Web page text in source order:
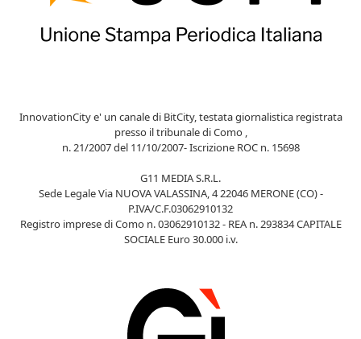
InnovationCity e' un canale di BitCity, testata giornalistica registrata
presso il tribunale di Como ,
n. 21/2007 del 11/10/2007- Iscrizione ROC n. 15698
G11 MEDIA S.R.L.
Sede Legale Via NUOVA VALASSINA, 4 22046 MERONE (CO) -
P.IVA/C.F.03062910132
Registro imprese di Como n. 03062910132 - REA n. 293834 CAPITALE
SOCIALE Euro 30.000 i.v.